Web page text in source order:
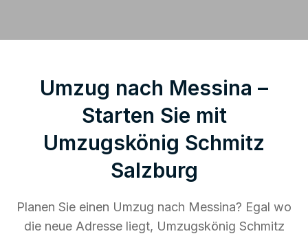
Umzug nach Messina –
Starten Sie mit
Umzugskönig Schmitz
Salzburg
Planen Sie einen Umzug nach Messina? Egal wo
die neue Adresse liegt, Umzugskönig Schmitz